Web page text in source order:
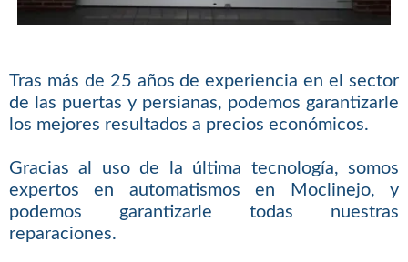
Tras más de 25 años de experiencia en el sector
de las puertas y persianas, podemos garantizarle
los mejores resultados a precios económicos.
Gracias al uso de la última tecnología, somos
expertos en automatismos en Moclinejo, y
podemos garantizarle todas nuestras
reparaciones.